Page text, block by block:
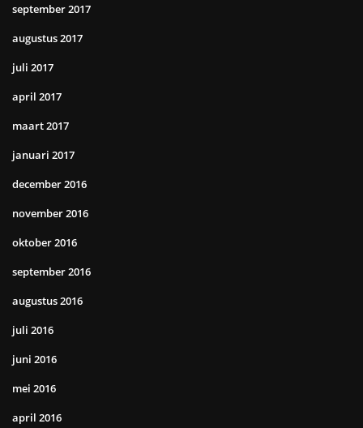
september 2017
augustus 2017
juli 2017
april 2017
maart 2017
januari 2017
december 2016
november 2016
oktober 2016
september 2016
augustus 2016
juli 2016
juni 2016
mei 2016
april 2016